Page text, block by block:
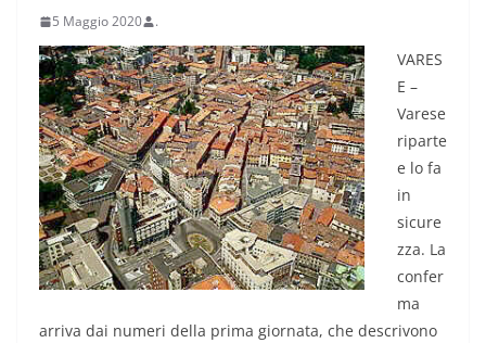
5 Maggio 2020 .
VARES
E –
Varese
riparte
e lo fa
in
sicure
zza. La
confer
ma
arriva dai numeri della prima giornata, che descrivono